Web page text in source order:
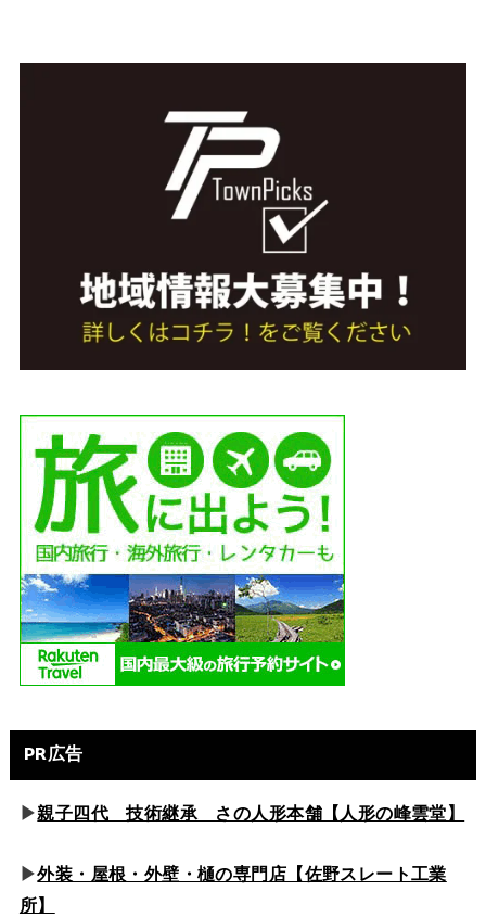
PR広告
▶親子四代 技術継承 さの人形本舗【人形の峰雲堂】
▶外装・屋根・外壁・樋の専門店【佐野スレート工業
所】